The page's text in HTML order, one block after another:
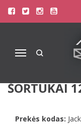
Navigacija
Pagrindinis Apatinis
Jack & Jones S(36)
JACK &
RAŠTUOTI
ŠORTUKAI
Prekės kodas: